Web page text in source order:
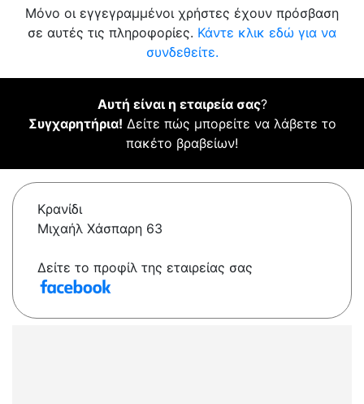
Μόνο οι εγγεγραμμένοι χρήστες έχουν πρόσβαση
σε αυτές τις πληροφορίες. Κάντε κλικ εδώ για να
συνδεθείτε.
Αυτή είναι η εταιρεία σας?
Συγχαρητήρια! Δείτε πώς μπορείτε να λάβετε το
πακέτο βραβείων!
Κρανίδι
Μιχαήλ Χάσπαρη 63
Δείτε το προφίλ της εταιρείας σας